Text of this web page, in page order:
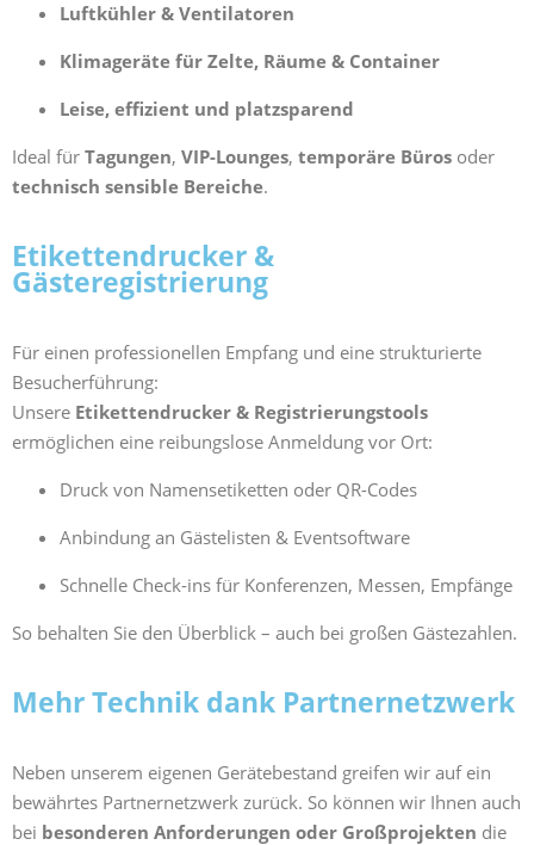
Luftkühler & Ventilatoren
Klimageräte für Zelte, Räume & Container
Leise, effizient und platzsparend
Ideal für Tagungen, VIP-Lounges, temporäre Büros oder
technisch sensible Bereiche.
Etikettendrucker &
Gästeregistrierung
Für einen professionellen Empfang und eine strukturierte
Besucherführung:
Unsere Etikettendrucker & Registrierungstools
ermöglichen eine reibungslose Anmeldung vor Ort:
Druck von Namensetiketten oder QR-Codes
Anbindung an Gästelisten & Eventsoftware
Schnelle Check-ins für Konferenzen, Messen, Empfänge
So behalten Sie den Überblick – auch bei großen Gästezahlen.
Mehr Technik dank Partnernetzwerk
Neben unserem eigenen Gerätebestand greifen wir auf ein
bewährtes Partnernetzwerk zurück. So können wir Ihnen auch
bei besonderen Anforderungen oder Großprojekten die